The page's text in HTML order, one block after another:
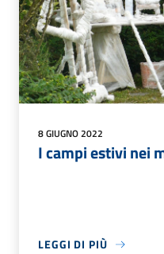
8 GIUGNO 2022
I campi estivi nei
LEGGI DI PIÙ